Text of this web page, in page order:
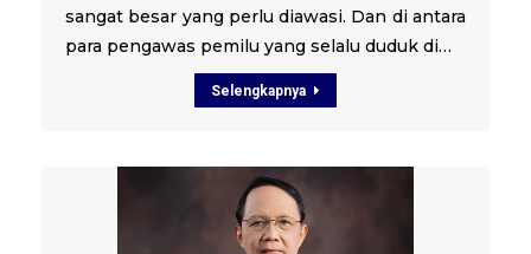
sangat besar yang perlu diawasi. Dan di antara
para pengawas pemilu yang selalu duduk di…
Selengkapnya